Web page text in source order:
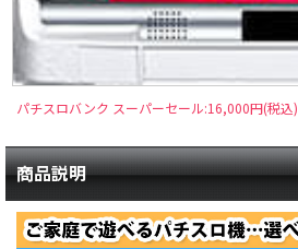
パチスロバンク スーパーセール:16,000円(税込)
商品説明